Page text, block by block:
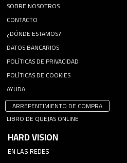
SOBRE NOSOTROS
CONTACTO
¿DÓNDE ESTAMOS?
DATOS BANCARIOS
POLÍTICAS DE PRIVACIDAD
POLÍTICAS DE COOKIES
AYUDA
ARREPENTIMIENTO DE COMPRA
LIBRO DE QUEJAS ONLINE
HARD VISION
EN LAS REDES